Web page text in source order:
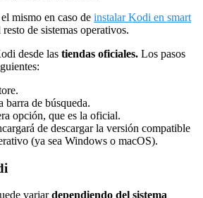
mismo en caso de instalar Kodi en smart
de sistemas operativos.
desde las tiendas oficiales. Los pasos
de búsqueda.
opción, que es la oficial.
de descargar la versión compatible
(ya sea Windows o macOS).
variardependiendo del sistema